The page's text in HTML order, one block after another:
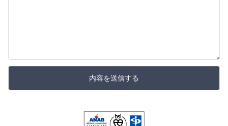
内容を送信する